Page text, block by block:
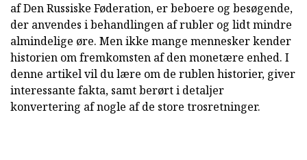
af Den Russiske Føderation, er beboere og besøgende,
der anvendes i behandlingen af rubler og lidt mindre
almindelige øre. Men ikke mange mennesker kender
historien om fremkomsten af den monetære enhed. I
denne artikel vil du lære om de rublen historier, giver
interessante fakta, samt berørt i detaljer
konvertering af nogle af de store trosretninger.